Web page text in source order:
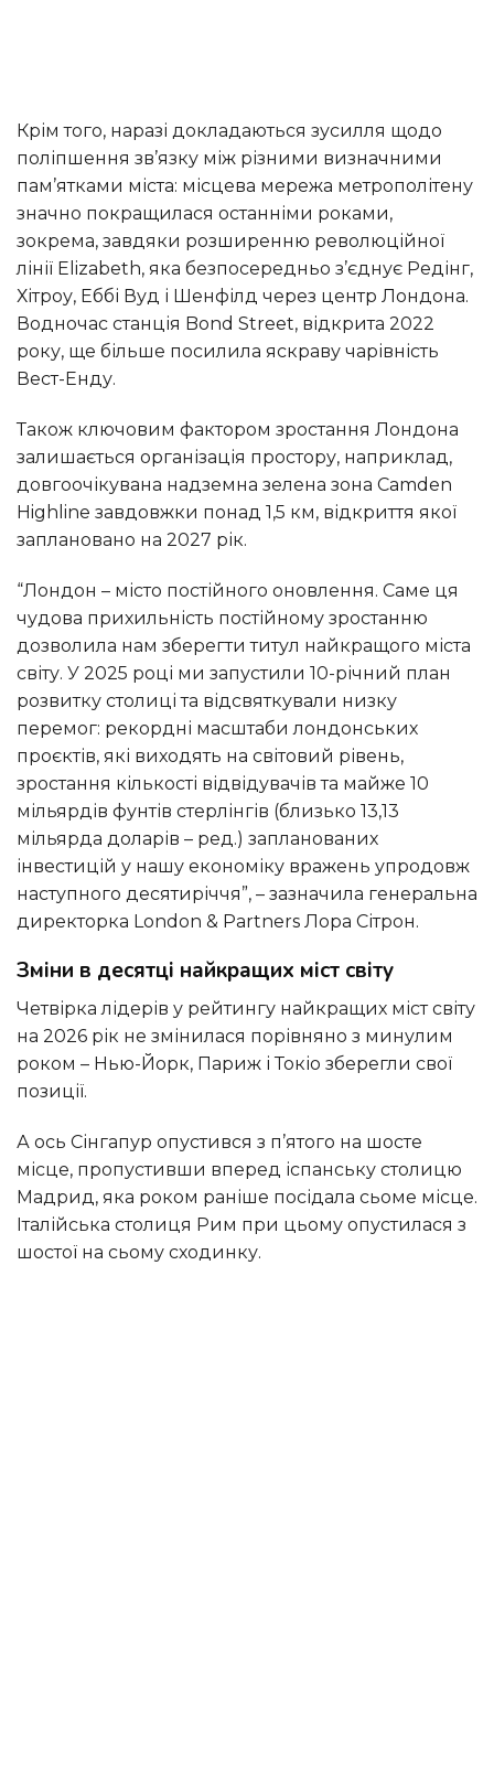
Крім того, наразі докладаються зусилля щодо
поліпшення зв’язку між різними визначними
пам’ятками міста: місцева мережа метрополітену
значно покращилася останніми роками,
зокрема, завдяки розширенню революційної
лінії Elizabeth, яка безпосередньо з’єднує Редінг,
Хітроу, Еббі Вуд і Шенфілд через центр Лондона.
Водночас станція Bond Street, відкрита 2022
року, ще більше посилила яскраву чарівність
Вест-Енду.
Також ключовим фактором зростання Лондона
залишається організація простору, наприклад,
довгоочікувана надземна зелена зона Camden
Highline завдовжки понад 1,5 км, відкриття якої
заплановано на 2027 рік.
“Лондон – місто постійного оновлення. Саме ця
чудова прихильність постійному зростанню
дозволила нам зберегти титул найкращого міста
світу. У 2025 році ми запустили 10-річний план
розвитку столиці та відсвяткували низку
перемог: рекордні масштаби лондонських
проєктів, які виходять на світовий рівень,
зростання кількості відвідувачів та майже 10
мільярдів фунтів стерлінгів (близько 13,13
мільярда доларів – ред.) запланованих
інвестицій у нашу економіку вражень упродовж
наступного десятиріччя”, – зазначила генеральна
директорка London & Partners Лора Сітрон.
Зміни в десятці найкращих міст світу
Четвірка лідерів у рейтингу найкращих міст світу
на 2026 рік не змінилася порівняно з минулим
роком – Нью-Йорк, Париж і Токіо зберегли свої
позиції.
А ось Сінгапур опустився з п’ятого на шосте
місце, пропустивши вперед іспанську столицю
Мадрид, яка роком раніше посідала сьоме місце.
Італійська столиця Рим при цьому опустилася з
шостої на сьому сходинку.